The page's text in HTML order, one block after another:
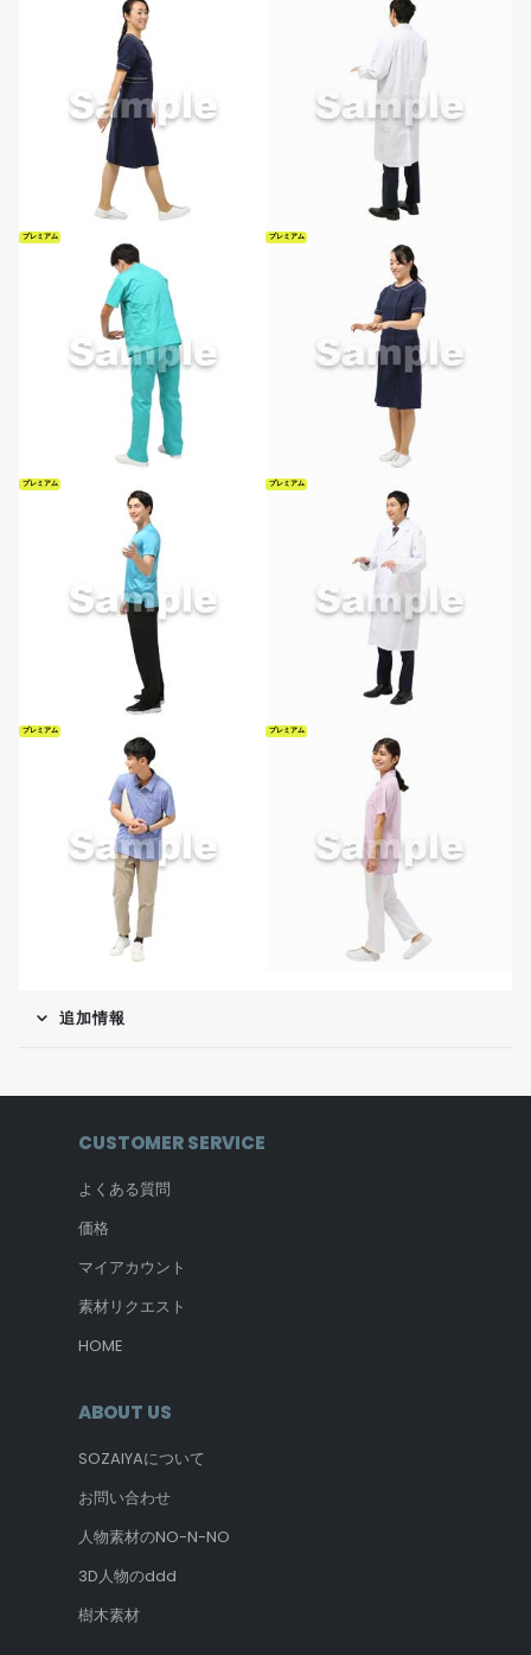
プレミアム プレミアム
プレミアム プレミアム
プレミアム プレミアム
追加情報
CUSTOMER SERVICE
よくある質問
価格
マイアカウント
素材リクエスト
HOME
ABOUT US
SOZAIYAについて
お問い合わせ
人物素材のNO-N-NO
3D人物のddd
樹木素材